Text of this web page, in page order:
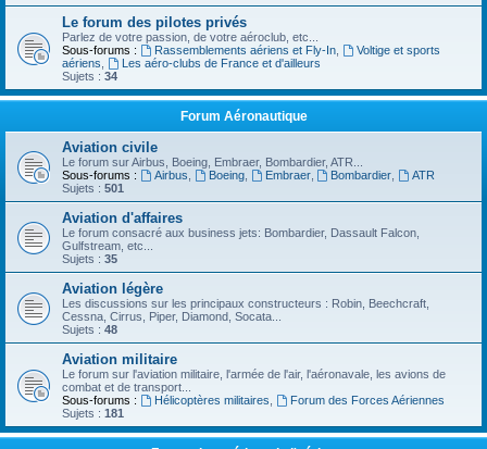
Le forum des pilotes privés
Parlez de votre passion, de votre aéroclub, etc...
Sous-forums :
Rassemblements aériens et Fly-In,
Voltige et sports
aériens
Les aéro-clubs de France et d'ailleurs
Sujets : 34
Forum Aéronautique
Aviation civile
Le forum sur Airbus, Boeing, Embraer, Bombardier, ATR...
Sous-forums :
Airbus Boeing, Embraer, Bombardier
ATR
Sujets : 501
Aviation d'affaires
Le forum consacré aux business jets: Bombardier, Dassault Falcon,
Gulfstream, etc...
Sujets : 35
Aviation légère
Les discussions sur les principaux constructeurs : Robin, Beechcraft,
Cessna, Cirrus, Piper, Diamond, Socata...
Sujets : 48
Aviation militaire
Le forum sur l'aviation militaire, l'armée de l'air, l'aéronavale, les avions de
combat et de transport...
Sous-forums :
Hélicoptères militaires
Forum des Forces Aériennes
Sujets : 181